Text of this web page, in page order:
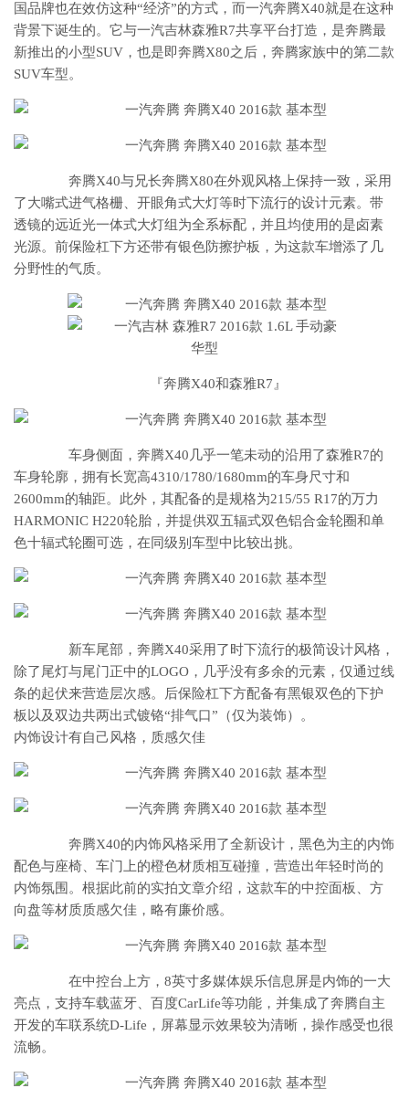
国品牌也在效仿这种“经济”的方式，而一汽奔腾X40就是在这种
背景下诞生的。它与一汽吉林森雅R7共享平台打造，是奔腾最
新推出的小型SUV，也是即奔腾X80之后，奔腾家族中的第二款
SUV车型。
奔腾X40与兄长奔腾X80在外观风格上保持一致，采用
了大嘴式进气格栅、开眼角式大灯等时下流行的设计元素。带
透镜的远近光一体式大灯组为全系标配，并且均使用的是卤素
光源。前保险杠下方还带有银色防擦护板，为这款车增添了几
分野性的气质。
『奔腾X40和森雅R7』
车身侧面，奔腾X40几乎一笔未动的沿用了森雅R7的
车身轮廓，拥有长宽高4310/1780/1680mm的车身尺寸和
2600mm的轴距。此外，其配备的是规格为215/55 R17的万力
HARMONIC H220轮胎，并提供双五辐式双色铝合金轮圈和单
色十辐式轮圈可选，在同级别车型中比较出挑。
新车尾部，奔腾X40采用了时下流行的极简设计风格，
除了尾灯与尾门正中的LOGO，几乎没有多余的元素，仅通过线
条的起伏来营造层次感。后保险杠下方配备有黑银双色的下护
板以及双边共两出式镀铬“排气口”（仅为装饰）。
内饰设计有自己风格，质感欠佳
奔腾X40的内饰风格采用了全新设计，黑色为主的内饰
配色与座椅、车门上的橙色材质相互碰撞，营造出年轻时尚的
内饰氛围。根据此前的实拍文章介绍，这款车的中控面板、方
向盘等材质质感欠佳，略有廉价感。
在中控台上方，8英寸多媒体娱乐信息屏是内饰的一大
亮点，支持车载蓝牙、百度CarLife等功能，并集成了奔腾自主
开发的车联系统D-Life，屏幕显示效果较为清晰，操作感受也很
流畅。